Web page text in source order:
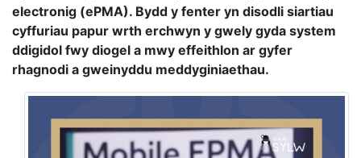
electronig (ePMA). Bydd y fenter yn disodli siartiau
cyffuriau papur wrth erchwyn y gwely gyda system
ddigidol fwy diogel a mwy effeithlon ar gyfer
rhagnodi a gweinyddu meddyginiaethau.